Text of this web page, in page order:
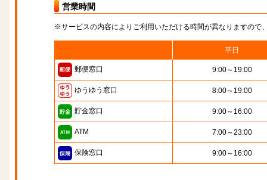
営業時間
※サービスの内容によりご利用いただける時間が異なりますので
平日
郵便窓口 9:00～19:00
ゆうゆう窓口 8:00～19:00
貯金窓口 9:00～16:00
ATM 7:00～23:00
保険窓口 9:00～16:00